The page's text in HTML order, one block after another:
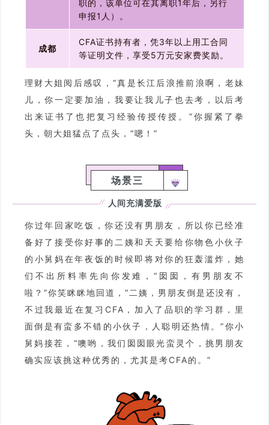
职的，该单位可在其离职1年后，另行
申报1人）。
成都
CFA证书持有者，凭3年以上用工合同
等证明文件，享受5万元安家费奖励。
理财大姐阅后感叹，“真是长江后浪推前浪啊，老妹
儿，你一定要加油，我要让我儿子也去考，以后考
出来证书了也把复习经验传授传授。”你握紧了拳
头，朝大姐猛点了点头，“嗯！”
场景三
人间充满爱版
你过年回家吃饭，你还没有男朋友，所以你已经准
备好了接受你好事的二姨和天天要给你物色小伙子
的小舅妈在年夜饭的时候即将对你的狂轰滥炸，她
们不出所料率先向你发难，“囡囡，有男朋友不
啦？”你笑眯眯地回道，“二姨，男朋友倒是还没有，
不过我最近在复习CFA，加入了品职的学习群，里
面倒是有蛮多不错的小伙子，人聪明还热情。”你小
舅妈接茬，“噢哟，我们囡囡眼光蛮灵个，挑男朋友
确实应该挑这种优秀的，尤其是考CFA的。”